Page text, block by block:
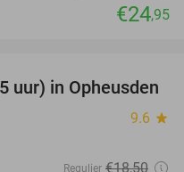
€24,95
38%
uur) in Opheusden
9.6 star
Regulier €18,50